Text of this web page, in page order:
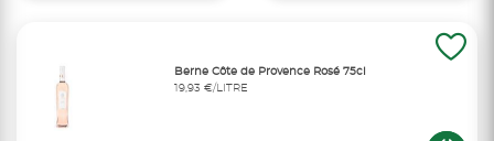
Berne Côte de Provence Rosé 75cl
19,93 €/LITRE